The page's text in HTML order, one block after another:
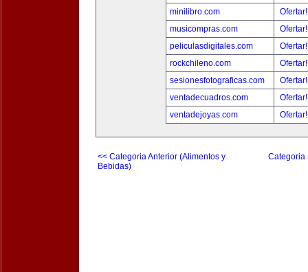
minilibro.com
musicompras.com
peliculasdigitales.com
rockchileno.com
sesionesfotograficas.com
ventadecuadros.com
ventadejoyas.com
<< Categoria Anterior (Alimentos y
Bebidas)
Categoria